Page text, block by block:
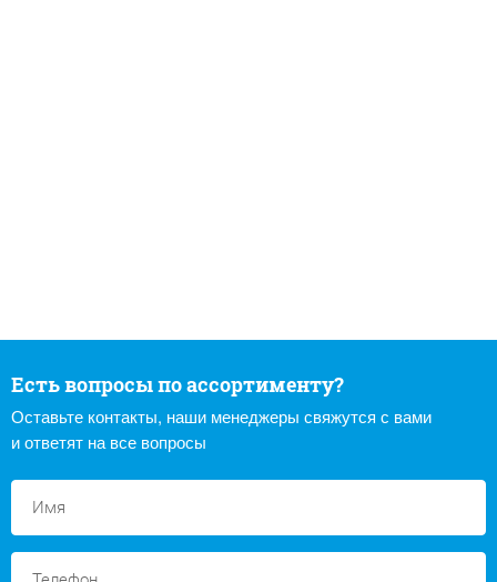
Есть вопросы по ассортименту?
Оставьте контакты, наши менеджеры свяжутся с вами
и ответят на все вопросы